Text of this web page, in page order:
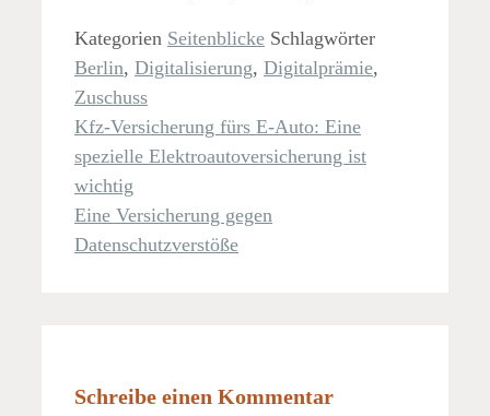
Kategorien Seitenblicke Schlagwörter
Berlin, Digitalisierung, Digitalprämie,
Zuschuss
Kfz-Versicherung fürs E-Auto: Eine
spezielle Elektroautoversicherung ist
wichtig
Eine Versicherung gegen
Datenschutzverstöße
Schreibe einen Kommentar